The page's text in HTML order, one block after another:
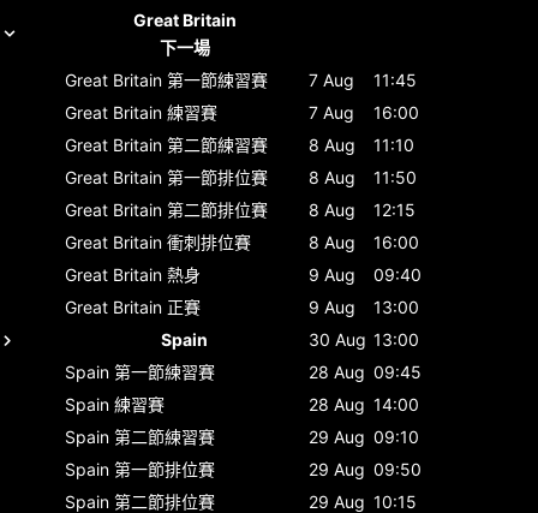
Great Britain
下一場
Great Britain 第一節練習賽 7 Aug
11:45
Great Britain 練習賽 7 Aug
16:00
Great Britain 第二節練習賽 8 Aug
11:10
Great Britain 第一節排位賽 8 Aug
11:50
Great Britain 第二節排位賽 8 Aug
12:15
Great Britain 衝刺排位賽 8 Aug
16:00
Great Britain 熱身 9 Aug
09:40
Great Britain 正賽 9 Aug
13:00
Spain
30 Aug 13:00
Spain 第一節練習賽 28 Aug 09:45
Spain 練習賽 28 Aug 14:00
Spain 第二節練習賽 29 Aug 09:10
Spain 第一節排位賽 29 Aug 09:50
Spain 第二節排位賽 29 Aug 10:15